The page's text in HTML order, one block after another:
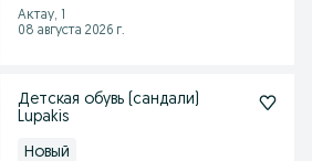
Актау, 1
08 августа 2026 г.
Детская обувь (сандали)
Lupakis
Новый